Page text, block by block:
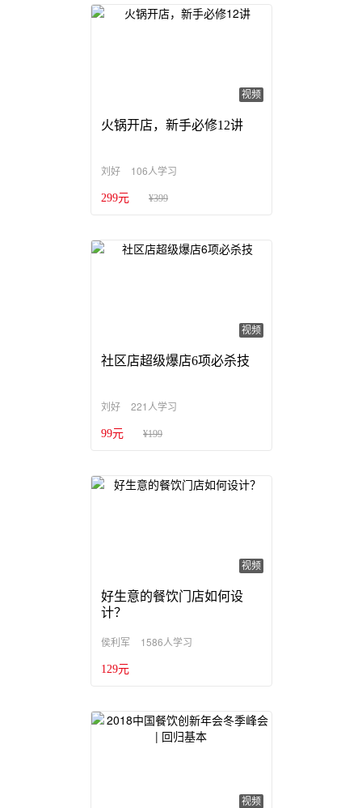
视频
火锅开店，新手必修12讲
刘好 106人学习
299元 ¥399
视频
社区店超级爆店6项必杀技
刘好 221人学习
99元 ¥199
视频
好生意的餐饮门店如何设
计？
侯利军 1586人学习
129元
视频